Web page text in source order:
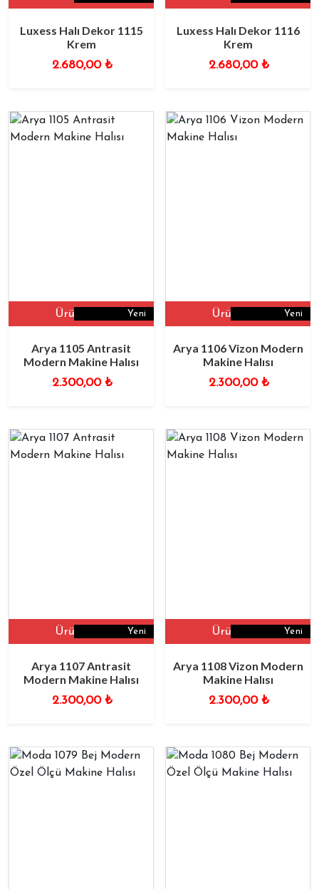
Luxess Halı Dekor 1115
Krem
2.680,00 ₺
Luxess Halı Dekor 1116
Krem
2.680,00 ₺
Yeni
Ürüne Git
Arya 1105 Antrasit
Modern Makine Halısı
2.300,00 ₺
Yeni
Ürüne Git
Arya 1106 Vizon Modern
Makine Halısı
2.300,00 ₺
Yeni
Ürüne Git
Arya 1107 Antrasit
Modern Makine Halısı
2.300,00 ₺
Yeni
Ürüne Git
Arya 1108 Vizon Modern
Makine Halısı
2.300,00 ₺